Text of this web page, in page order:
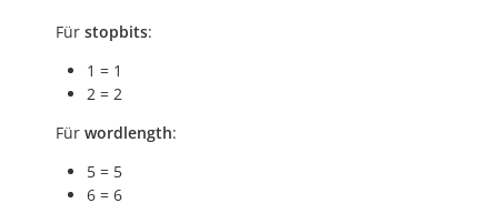
Für stopbits:
1 = 1
2 = 2
Für wordlength:
5 = 5
6 = 6